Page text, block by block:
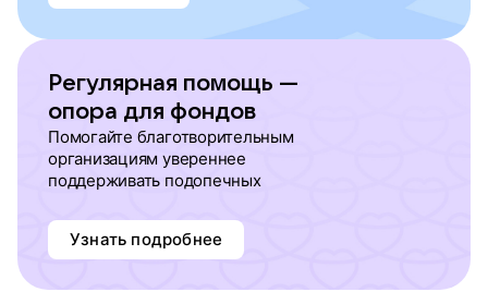
Регулярная помощь —
опора для фондов
Помогайте благотворительным
организациям увереннее
поддерживать подопечных
Узнать подробнее